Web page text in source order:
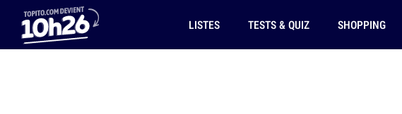
LISTES TESTS & QUIZ SHOPPING